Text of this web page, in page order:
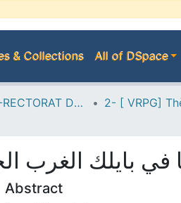
& Collections All of DSpace
A--> VICE-RECTORAT DE LA POST-GRADUATION
في بايلك الغرب
Abstract